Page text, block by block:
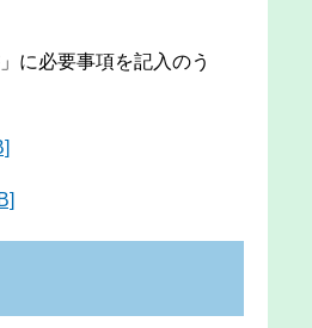
に必要事項を記入のう